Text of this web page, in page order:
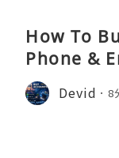
How To
Phone &
Devid 8